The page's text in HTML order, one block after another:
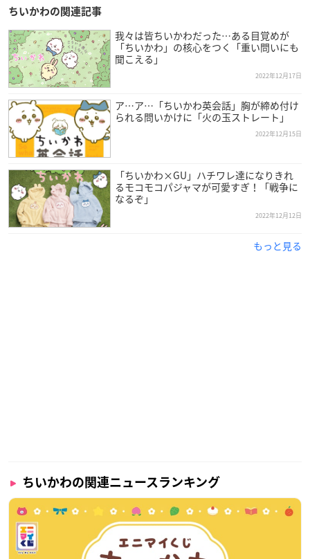
cember 26, 2022
ちいかわの関連記事
我々は皆ちいかわだった…ある目覚めが
「ちいかわ」の核心をつく「重い問いにも
聞こえる」
2022年12月17日
ア…ア…「ちいかわ英会話」胸が締め付け
られる問いかけに「火の玉ストレート」
2022年12月15日
「ちいかわ×GU」ハチワレ達になりきれ
るモコモコパジャマが可愛すぎ！「戦争に
なるぞ」
2022年12月12日
もっと見る
ちいかわの関連ニュースランキング